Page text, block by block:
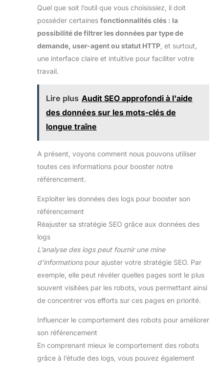
Quel que soit l’outil que vous choisissiez, il doit
posséder certaines fonctionnalités clés : la
possibilité de filtrer les données par type de
demande, user-agent ou statut HTTP, et surtout,
une interface claire et intuitive pour faciliter votre
travail.
Lire plus Audit SEO approfondi à l'aide
des données sur les mots-clés de
longue traîne
A présent, voyons comment nous pouvons utiliser
toutes ces informations pour booster notre
référencement.
Exploiter les données des logs pour booster son
référencement
Réajuster sa stratégie SEO grâce aux données des
logs
L’analyse des logs peut fournir une mine
d’informationspour ajuster votre stratégie SEO. Par
exemple, elle peut révéler quelles pages sont le plus
souvent visitées par les robots, vous permettant ainsi
de concentrer vos efforts sur ces pages en priorité.
Influencer le comportement des robots pour améliorer
son référencement
En comprenant mieux le comportement des robots
grâce à l’étude des logs, vous pouvez également